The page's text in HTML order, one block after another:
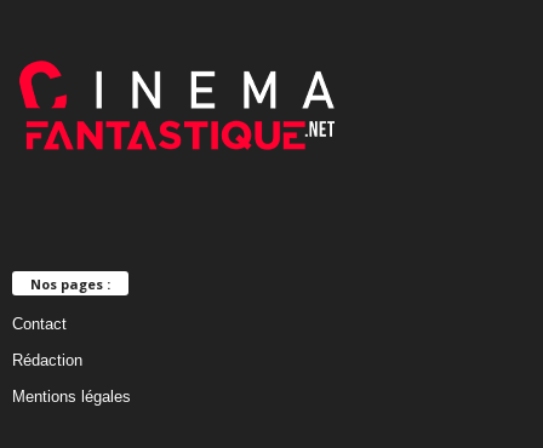
Nos pages :
Contact
Rédaction
Mentions légales